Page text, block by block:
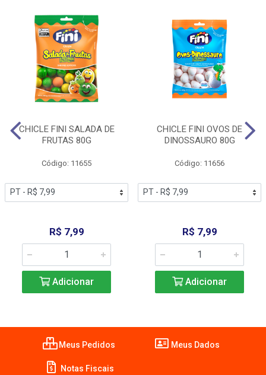
CHICLE FINI SALADA DE
FRUTAS 80G
Código: 11655
R$ 7,99
Adicionar
CHICLE FINI OVOS DE
DINOSSAURO 80G
Código: 11656
R$ 7,99
Adicionar
Meus Pedidos Meus Dados
Notas Fiscais